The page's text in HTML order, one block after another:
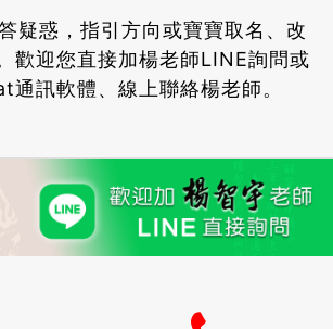
疑惑，指引方向或寶寶取名、改
歡迎您直接加楊老師LINE詢問或
通訊軟體、線上聯絡楊老師。